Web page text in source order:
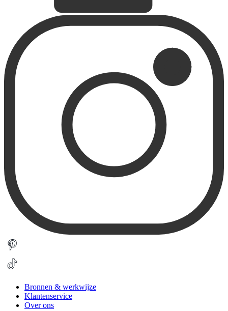
Bronnen & werkwijze
Klantenservice
Over ons